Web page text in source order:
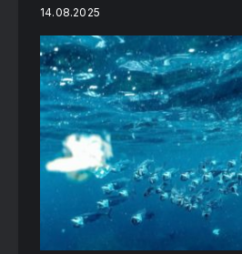
14.08.2025